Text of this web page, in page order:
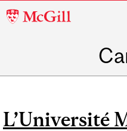
McGill
L’Université